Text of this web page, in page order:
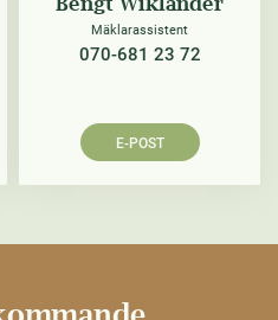
Mäklarassistent
070-681 23 72
E-POST